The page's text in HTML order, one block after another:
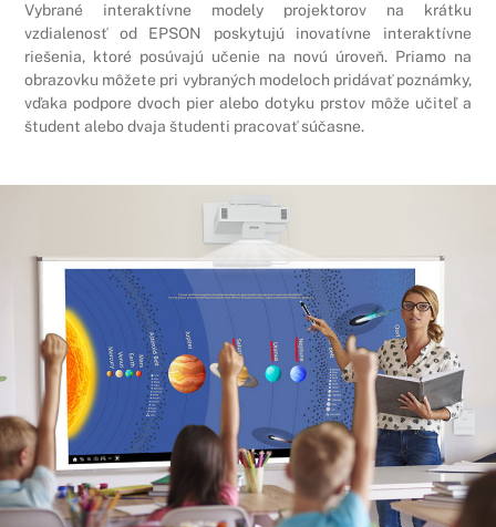
Vybrané interaktívne modely projektorov na krátku
vzdialenosť od EPSON poskytujú inovatívne interaktívne
riešenia, ktoré posúvajú učenie na novú úroveň. Priamo na
obrazovku môžete pri vybraných modeloch pridávať poznámky,
vďaka podpore dvoch pier alebo dotyku prstov môže učiteľ a
študent alebo dvaja študenti pracovať súčasne.